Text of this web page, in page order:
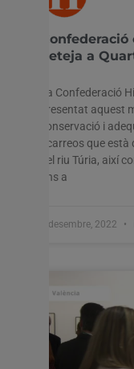
neteja a
La Confederació
presentat aquest
conservació i
acarreos que
del riu Túria, així
fins a
2 desembre, 2022